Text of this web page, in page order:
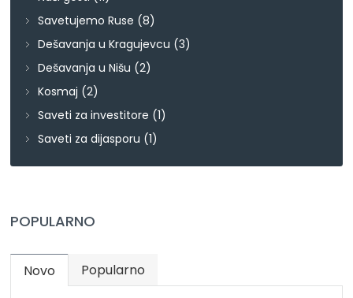
Savetujemo Ruse (8)
Dešavanja u Kragujevcu (3)
Dešavanja u Nišu (2)
Kosmaj (2)
Saveti za investitore (1)
Saveti za dijasporu (1)
POPULARNO
Novo (active tab)
Popularno